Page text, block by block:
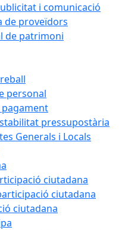
i comunicació
de proveïdors
de patrimoni
personal
pressupostària
Generals i Locals
ciutadana
ciutadana
ciutadana